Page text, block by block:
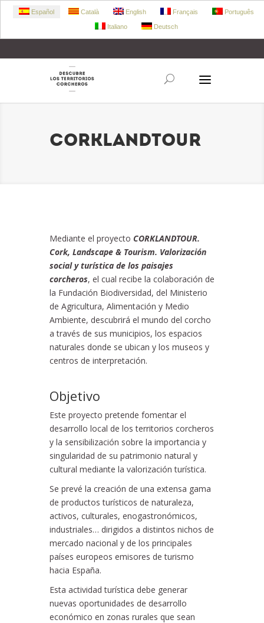
CORKLANDTOUR
Mediante el proyecto CORKLANDTOUR.
Cork, Landscape & Tourism. Valorización
social y turística de los paisajes
corcheros, el cual recibe la colaboración de
la Fundación Biodiversidad, del Ministerio
de Agricultura, Alimentación y Medio
Ambiente, descubrirá el mundo del corcho
a través de sus municipios, los espacios
naturales donde se ubican y los museos y
centros de interpretación.
Objetivo
Este proyecto pretende fomentar el
desarrollo local de los territorios corcheros
y la sensibilización sobre la importancia y
singularidad de su patrimonio natural y
cultural mediante la valorización turística.
Se prevé la creación de una extensa gama
de productos turísticos de naturaleza,
activos, culturales, enogastronómicos,
industriales… dirigidos a distintos nichos de
mercado nacional y de los principales
países europeos emisores de turismo
hacia España.
Esta actividad turística debe generar
nuevas oportunidades de desarrollo
económico en zonas rurales que sean
Español Català English Français Português
Italiano Deutsch